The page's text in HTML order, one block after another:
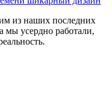
из наших последних
мы усердно работали,